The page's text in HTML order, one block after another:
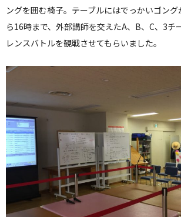
ングを囲む椅子。テーブルにはでっかいゴン
ら16時まで、外部講師を交えたA、B、C、3チ
レンスバトルを観戦させてもらいました。